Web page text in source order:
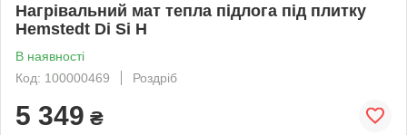
Нагрівальний мат тепла підлога під плитку
Hemstedt Di Si H
В наявності
Код: 100000469
Роздріб
5 349 ₴